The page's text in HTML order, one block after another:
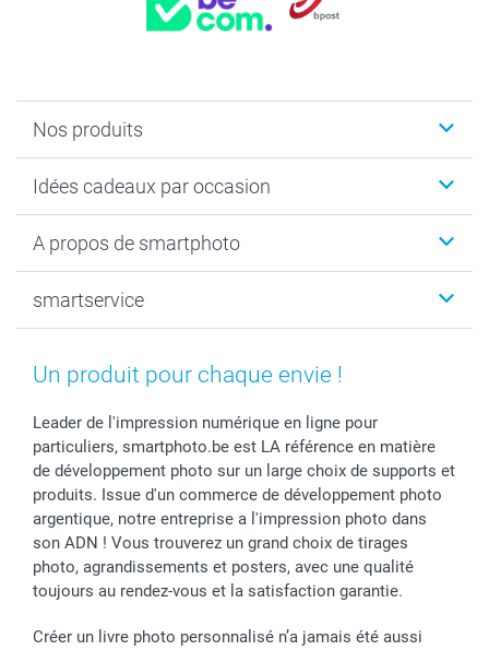
Nos produits
Cadeaux photo
Tirage photo & agrandissement
MyNameBook
Stickers & Etiquettes
Calendrier photos & Agendas photo
Dénicheur d'idées cadeau
Idées cadeaux par occasion
Anniversaire
Fin d'études
Naissance & baptême
Toussaint
Rentrée des classes
Communion
Saint-Valentin
Vacances
A propos de smartphoto
Durabilité
Conditions
Plaintes
Conditions générales
Vie privée
Gestion des cookies
Tarifs
Investisseurs
Droit de rétractation
smartservice
smartgarantie
smartfriends
Modes de paiement
Modes de livraison
Grandes Quantités
Statut de ma commande
Un produit pour chaque envie !
Leader de l'impression numérique en ligne pour
particuliers, smartphoto.be est LA référence en matière
de développement photo sur un large choix de supports et
produits. Issue d'un commerce de développement photo
argentique, notre entreprise a l'impression photo dans
son ADN ! Vous trouverez un grand choix de tirages
photo, agrandissements et posters, avec une qualité
toujours au rendez-vous et la satisfaction garantie.
Créer un livre photo personnalisé n’a jamais été aussi